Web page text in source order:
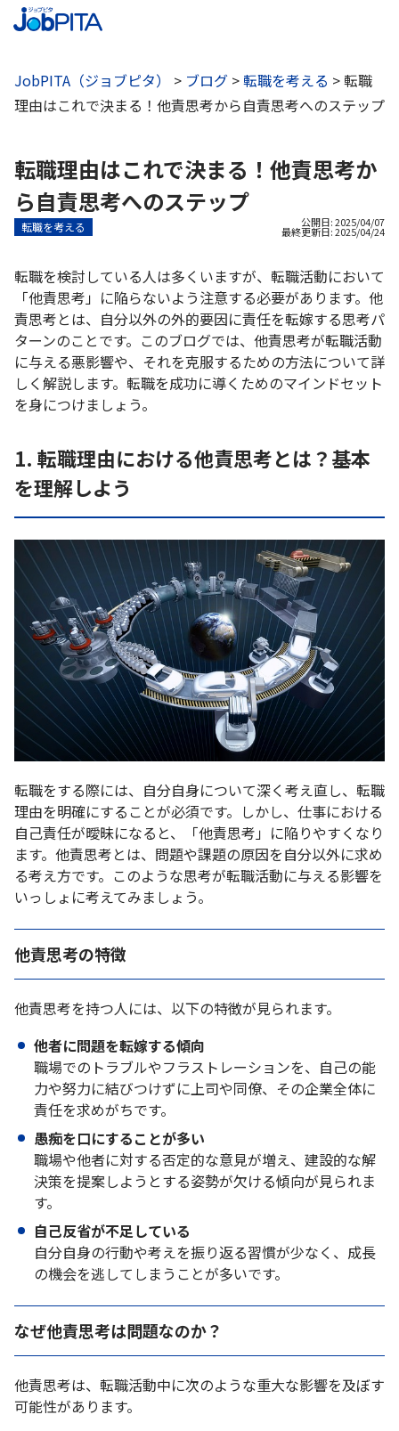
JobPITA（ジョブピタ） > ブログ >転職を考える >転職
理由はこれで決まる！他責思考から自責思考へのステップ
転職理由はこれで決まる！他責思考か
ら自責思考へのステップ
転職を考える 公開日: 2025/04/07
最終更新日:2025/04/24
転職を検討している人は多くいますが、転職活動において
「他責思考」に陥らないよう注意する必要があります。他
責思考とは、自分以外の外的要因に責任を転嫁する思考パ
ターンのことです。このブログでは、他責思考が転職活動
に与える悪影響や、それを克服するための方法について詳
しく解説します。転職を成功に導くためのマインドセット
を身につけましょう。
1. 転職理由における他責思考とは？基本
を理解しよう
転職をする際には、自分自身について深く考え直し、転職
理由を明確にすることが必須です。しかし、仕事における
自己責任が曖昧になると、「他責思考」に陥りやすくなり
ます。他責思考とは、問題や課題の原因を自分以外に求め
る考え方です。このような思考が転職活動に与える影響を
いっしょに考えてみましょう。
他責思考の特徴
他責思考を持つ人には、以下の特徴が見られます。
他者に問題を転嫁する傾向
職場でのトラブルやフラストレーションを、自己の能
力や努力に結びつけずに上司や同僚、その企業全体に
責任を求めがちです。
愚痴を口にすることが多い
職場や他者に対する否定的な意見が増え、建設的な解
決策を提案しようとする姿勢が欠ける傾向が見られま
す。
自己反省が不足している
自分自身の行動や考えを振り返る習慣が少なく、成長
の機会を逃してしまうことが多いです。
なぜ他責思考は問題なのか？
他責思考は、転職活動中に次のような重大な影響を及ぼす
可能性があります。